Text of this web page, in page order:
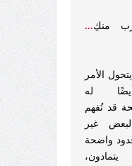
منكِ...
الأمر
له
قد تُفهم
غير
واضحة